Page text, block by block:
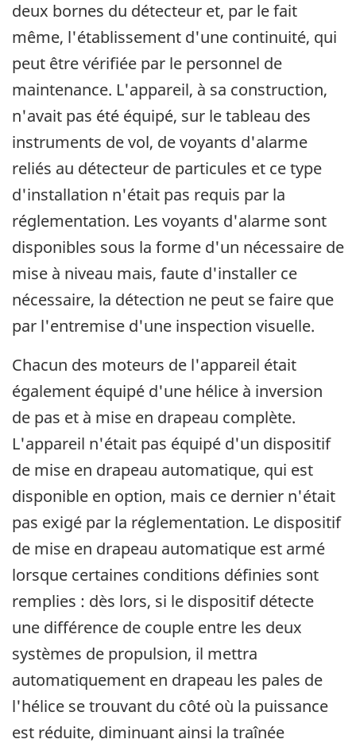
deux bornes du détecteur et, par le fait
même, l'établissement d'une continuité, qui
peut être vérifiée par le personnel de
maintenance. L'appareil, à sa construction,
n'avait pas été équipé, sur le tableau des
instruments de vol, de voyants d'alarme
reliés au détecteur de particules et ce type
d'installation n'était pas requis par la
réglementation. Les voyants d'alarme sont
disponibles sous la forme d'un nécessaire de
mise à niveau mais, faute d'installer ce
nécessaire, la détection ne peut se faire que
par l'entremise d'une inspection visuelle.
Chacun des moteurs de l'appareil était
également équipé d'une hélice à inversion
de pas et à mise en drapeau complète.
L'appareil n'était pas équipé d'un dispositif
de mise en drapeau automatique, qui est
disponible en option, mais ce dernier n'était
pas exigé par la réglementation. Le dispositif
de mise en drapeau automatique est armé
lorsque certaines conditions définies sont
remplies : dès lors, si le dispositif détecte
une différence de couple entre les deux
systèmes de propulsion, il mettra
automatiquement en drapeau les pales de
l'hélice se trouvant du côté où la puissance
est réduite, diminuant ainsi la traînée